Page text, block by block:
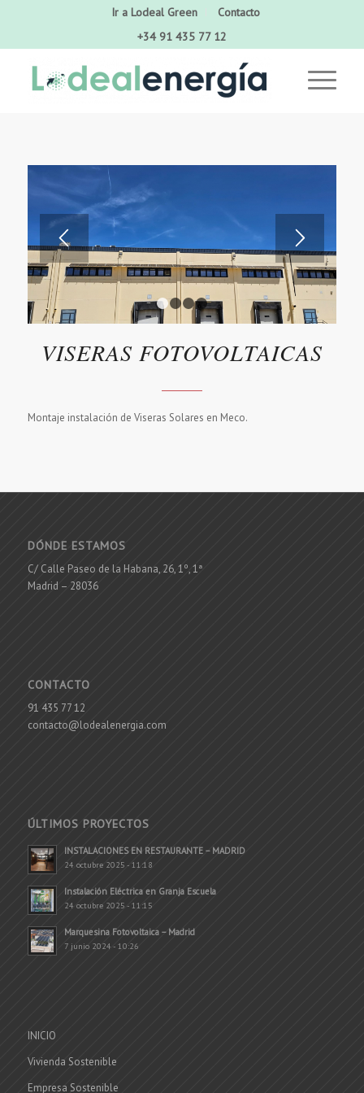
Ir a Lodeal Green
Contacto
+34 91 435 77 12
2 3 4
VISERAS FOTOVOLTAICAS
Montaje instalación de Viseras Solares en Meco.
DÓNDE ESTAMOS
C/ Calle Paseo de la Habana, 26, 1º, 1ª
Madrid – 28036
CONTACTO
91 435 77 12
contacto@lodealenergia.com
ÚLTIMOS PROYECTOS
INSTALACIONES EN RESTAURANTE – MADRID
24 octubre 2025 - 11:18
Instalación Eléctrica en Granja Escuela
24 octubre 2025 - 11:15
Marquesina Fotovoltaica – Madrid
7 junio 2024 - 10:26
INICIO
Vivienda Sostenible
Empresa Sostenible